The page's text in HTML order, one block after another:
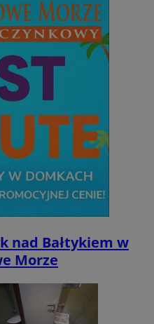
nad Bałtykiem w
Morze